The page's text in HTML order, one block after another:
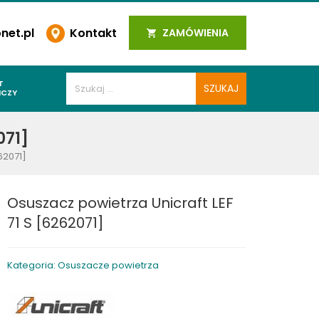
ZAMÓWIENIA
Kontakt
SPOIN
SPAWALNICZE
Osuszacz powietrza Unicraft LEF
71 S [6262071]
Kategoria: Osuszacze powietrza